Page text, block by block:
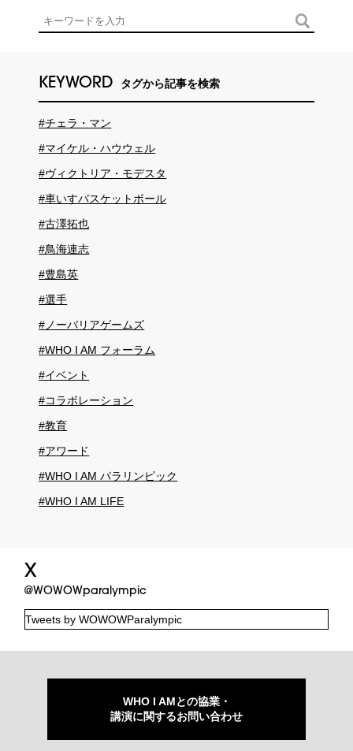
KEYWORD タグから記事を検索
#チェラ・マン
#マイケル・ハウウェル
#ヴィクトリア・モデスタ
#車いすバスケットボール
#古澤拓也
#鳥海連志
#豊島英
#選手
#ノーバリアゲームズ
#WHO I AM フォーラム
#イベント
#コラボレーション
#教育
#アワード
#WHO I AM パラリンピック
#WHO I AM LIFE
X
@WOWOWparalympic
Tweets by WOWOWParalympic
WHO I AMとの協業・
講演に関するお問い合わせ